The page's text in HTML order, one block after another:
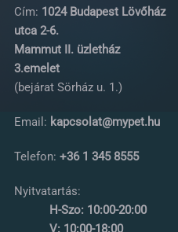
Cím: 1024 Budapest Lövőház
utca 2-6.
Mammut II. üzletház
3.emelet
(bejárat Sörház u. 1.)
Email: kapcsolat@mypet.hu
Telefon: +36 1 345 8555
Nyitvatartás:
H-Szo: 10:00-20:00
V: 10:00-18:00